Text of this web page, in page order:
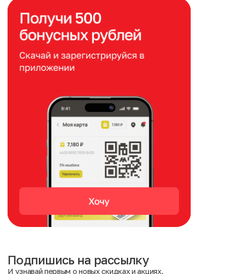
Подпишись на рассылку
И узнавай первым о новых скидках и акциях.